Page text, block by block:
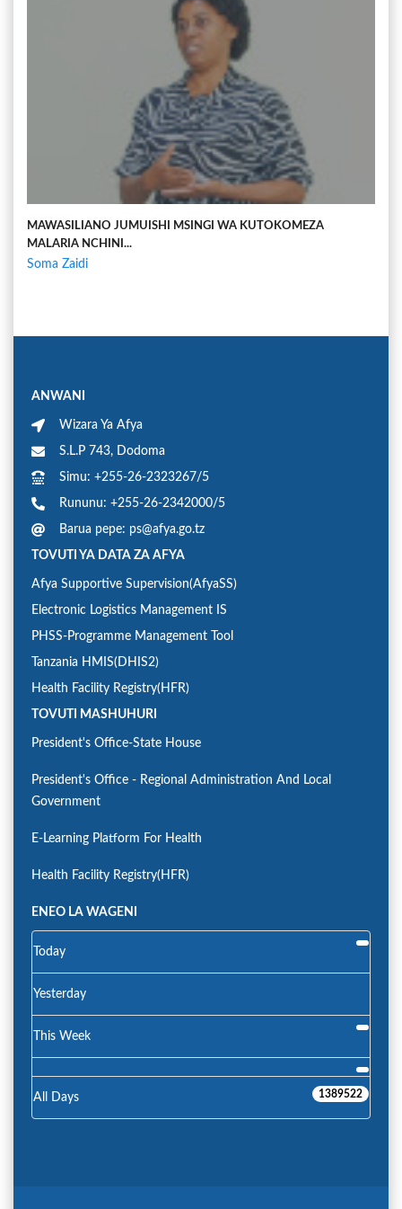
MAWASILIANO JUMUISHI MSINGI WA KUTOKOMEZA
MALARIA NCHINI...
Soma Zaidi
ANWANI
Wizara Ya Afya
S.L.P 743, Dodoma
Simu: +255-26-2323267/5
Rununu: +255-26-2342000/5
Barua pepe: ps@afya.go.tz
TOVUTI YA DATA ZA AFYA
Afya Supportive Supervision(AfyaSS)
Electronic Logistics Management IS
PHSS-Programme Management Tool
Tanzania HMIS(DHIS2)
Health Facility Registry(HFR)
TOVUTI MASHUHURI
President's Office-State House
President's Office - Regional Administration And Local
Government
E-Learning Platform For Health
Health Facility Registry(HFR)
ENEO LA WAGENI
Today
Yesterday
This Week
All Days 1389522